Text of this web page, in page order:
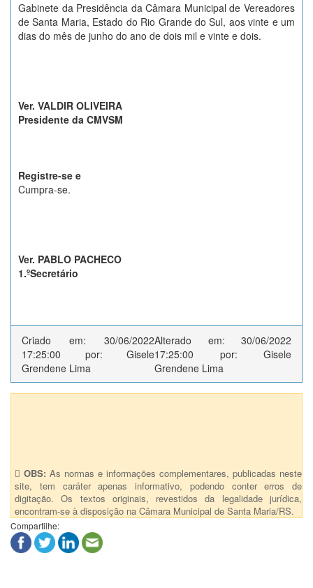
Gabinete da Presidência da Câmara Municipal de Vereadores
de Santa Maria, Estado do Rio Grande do Sul, aos vinte e um
dias do mês de junho do ano de dois mil e vinte e dois.
Ver. VALDIR OLIVEIRA
Presidente da CMVSM
Registre-se e
Cumpra-se.
Ver. PABLO PACHECO
1.ºSecretário
Criado em: 30/06/2022
17:25:00 por: Gisele
Grendene Lima
Alterado em: 30/06/2022
17:25:00 por: Gisele
Grendene Lima
OBS: As normas e informações complementares, publicadas neste
site, tem caráter apenas informativo, podendo conter erros de
digitação. Os textos originais, revestidos da legalidade jurídica,
encontram-se à disposição na Câmara Municipal de Santa Maria/RS.
Compartilhe: